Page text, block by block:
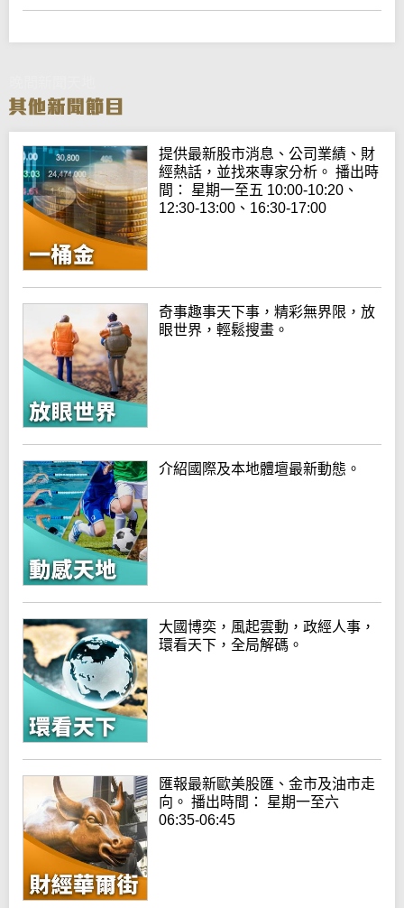
提供最新股市消息、公司業績、財
經熱話，並找來專家分析。 播出時
間： 星期一至五 10:00-10:20、
12:30-13:00、16:30-17:00
奇事趣事天下事，精彩無界限，放
眼世界，輕鬆搜畫。
介紹國際及本地體壇最新動態。
大國博奕，風起雲動，政經人事，
環看天下，全局解碼。
匯報最新歐美股匯、金市及油市走
向。 播出時間： 星期一至六
06:35-06:45